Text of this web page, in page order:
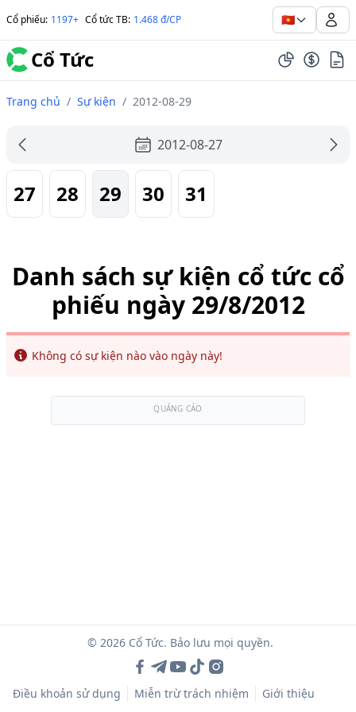
Cổ phiếu: 1197+ Cổ tức TB: 1.468 đ/CP 🇻🇳
Cổ Tức
Trang chủ / Sự kiện / 2012-08-29
2012-08-27
27 28 29 30 31
Danh sách sự kiện cổ tức cổ
phiếu ngày 29/8/2012
Info
Không có sự kiện nào vào ngày này!
QUẢNG CÁO
© 2026 Cổ Tức. Bảo lưu mọi quyền.
Điều khoản sử dụng Miễn trừ trách nhiệm Giới thiệu